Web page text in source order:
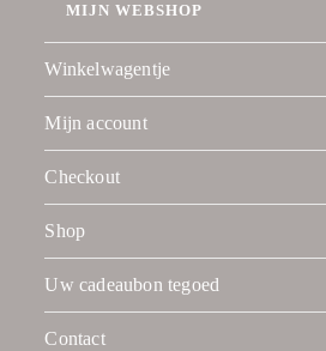
MIJN WEBSHOP
Winkelwagentje
Mijn account
Checkout
Shop
Uw cadeaubon tegoed
Contact